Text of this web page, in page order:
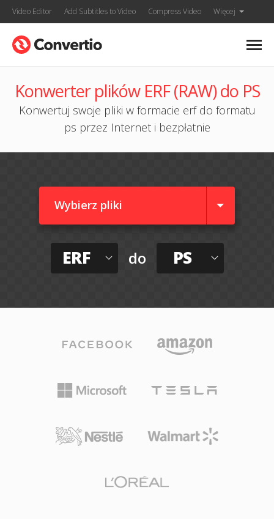
Video Editor Add Subtitles to Video Compress Video Więcej
Konwerter plików ERF (RAW) do PS
Konwertuj swoje pliki w formacie erf do formatu
ps przez Internet i bezpłatnie
Wybierz pliki
ERF do PS